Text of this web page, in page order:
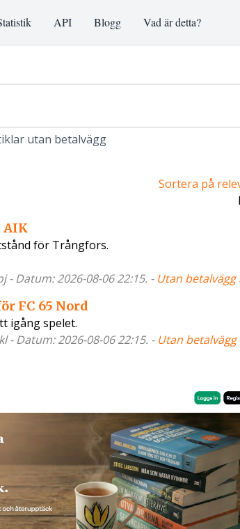
API Blogg Vad är detta?
utan betalvägg
Sortera på
AIK
för Trångfors.
Datum: 2026-08-06 22:15. - Utan betalvägg
FC 65 Nord
igång spelet.
- Datum: 2026-08-06 22:15. - Utan betalvägg